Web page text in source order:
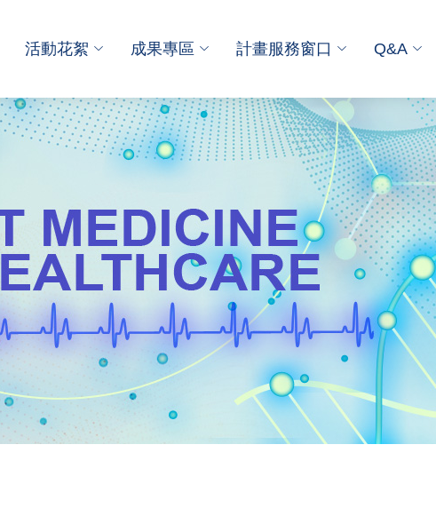
活動花絮 成果專區 計畫服務窗口 Q&A